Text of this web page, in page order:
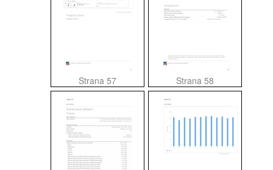
Strana 57 Strana 58